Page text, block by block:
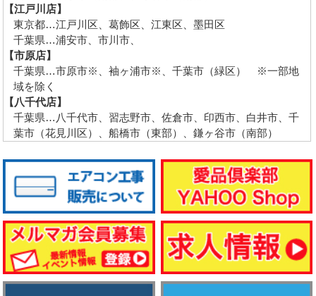
【江戸川店】
東京都…江戸川区、葛飾区、江東区、墨田区
千葉県…浦安市、市川市、
【市原店】
千葉県…市原市※、袖ヶ浦市※、千葉市（緑区） ※一部地
域を除く
【八千代店】
千葉県…八千代市、習志野市、佐倉市、印西市、白井市、千
葉市（花見川区）、船橋市（東部）、鎌ヶ谷市（南部）